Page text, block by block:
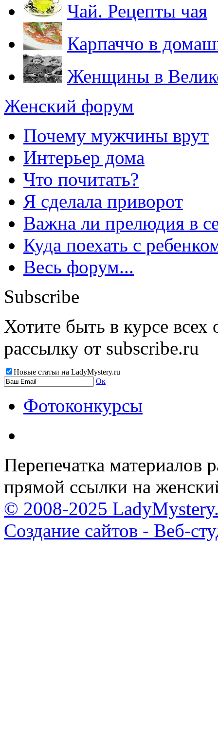
Чай. Рецепты чая
Карпаччо в
Женщины в
Женский форум
Почему мужчины врут
Интерьер дома
Что почитать?
Я сделала приворот
Важна ли прелюдия в
Куда поехать с
Весь форум...
Subscribe
Хотите быть в курсе
рассылку от subscribe.ru
Новые статьи на LadyMystery.ru
Ок
Фотоконкурсы
Перепечатка материалов
прямой ссылки на
© 2008-2025
Создание сайтов - Веб-